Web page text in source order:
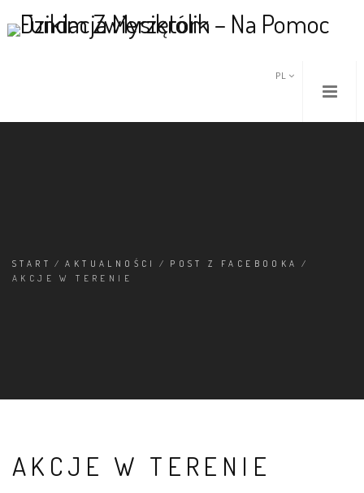
PL
START / AKTUALNOŚCI / POST Z FACEBOOKA
/
AKCJE W TERENIE
AKCJE W TERENIE